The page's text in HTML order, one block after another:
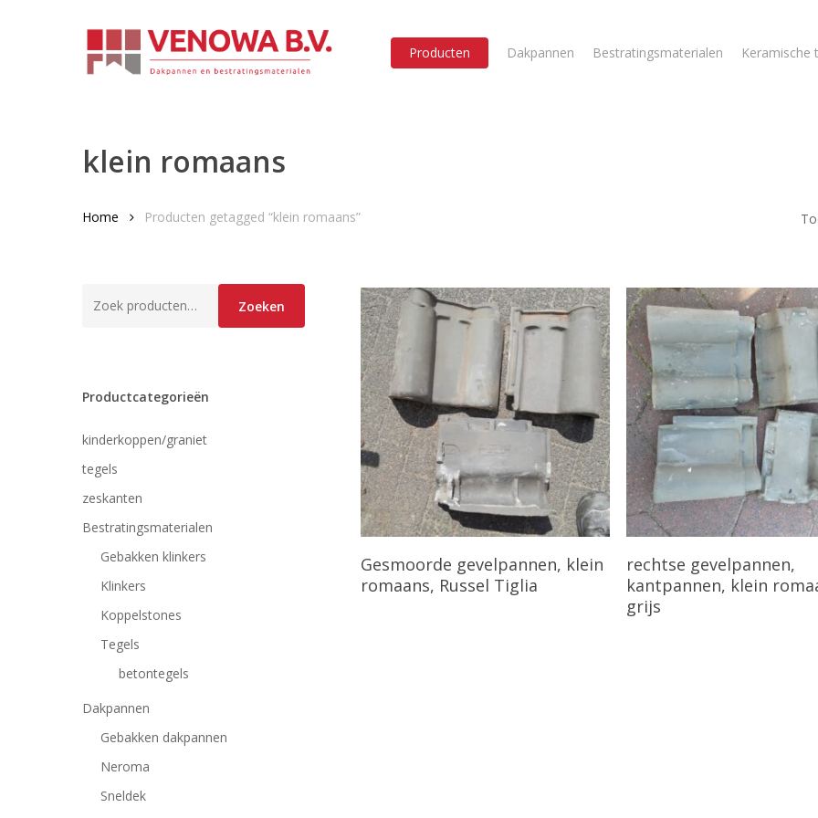
Druk op Enter om te zoeken of ESC om te sluiten
Producten Dakpannen Bestratingsmaterialen Keramische
klein romaans
Home Producten getagged “klein romaans”
Zoeken
Productcategorieën
kinderkoppen/graniet
tegels
zeskanten
Bestratingsmaterialen
Gebakken klinkers
Klinkers
Koppelstones
Tegels
betontegels
Dakpannen
Gebakken dakpannen
Neroma
Sneldek
Bekijk Product
Gesmoorde gevelpannen, klein
romaans, Russel Tiglia
Bekijk Product
rechtse gevelpannen,
kantpannen, klein
grijs